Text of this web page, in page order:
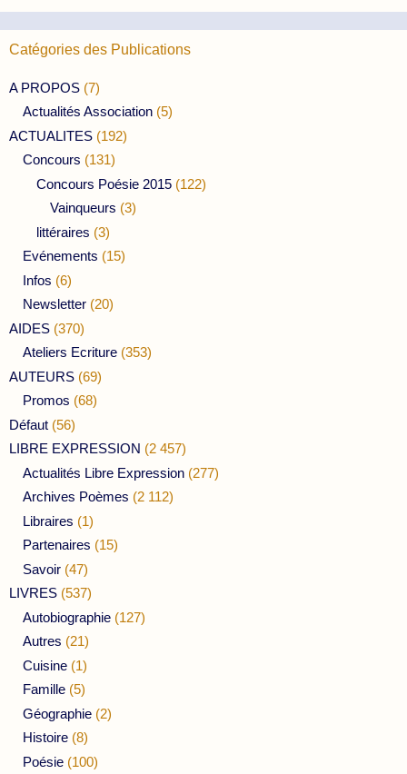
Catégories des Publications
A PROPOS (7)
Actualités Association (5)
ACTUALITES (192)
Concours (131)
Concours Poésie 2015 (122)
Vainqueurs (3)
littéraires (3)
Evénements (15)
Infos (6)
Newsletter (20)
AIDES (370)
Ateliers Ecriture (353)
AUTEURS (69)
Promos (68)
Défaut (56)
LIBRE EXPRESSION (2 457)
Actualités Libre Expression (277)
Archives Poèmes (2 112)
Libraires (1)
Partenaires (15)
Savoir (47)
LIVRES (537)
Autobiographie (127)
Autres (21)
Cuisine (1)
Famille (5)
Géographie (2)
Histoire (8)
Poésie (100)